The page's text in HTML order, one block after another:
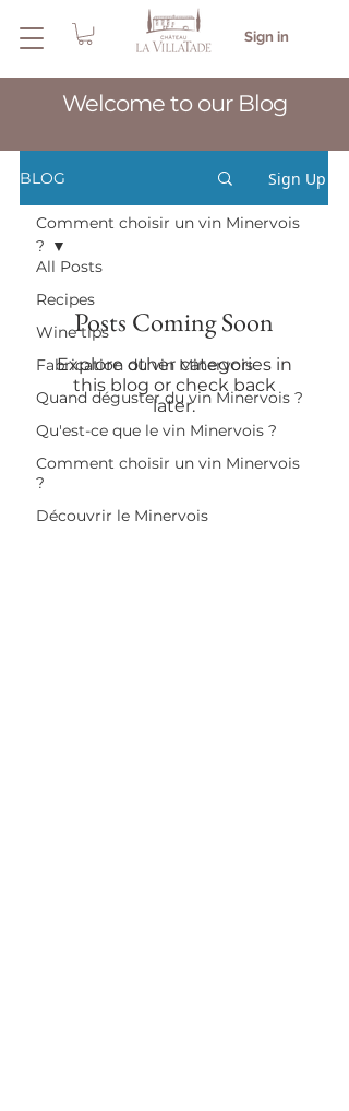
Sign in
BLOG Sign Up
All Posts
Recipes
Wine tips
Fabrication du vin Minervois
Quand déguster du vin Minervois ?
Qu'est-ce que le vin Minervois ?
Comment choisir un vin Minervois
?
Découvrir le Minervois
Comment choisir un vin Minervois
?
Posts Coming Soon
Explore other categories in
this blog or check back
later.
Welcome to our Blog